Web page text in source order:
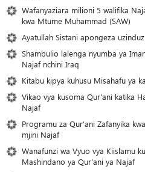
Wafanyaziara milioni 5 walifika
kwa Mtume Muhammad (SAW)
Ayatullah Sistani apongeza
Shambulio lalenga nyumba ya
Najaf nchini Iraq
Kitabu kipya kuhusu Misahafu ya
Vikao vya kusoma Qur'ani katika
Najaf
Programu za Qur’ani Zafanyika
mjini Najaf
Wanafunzi wa Vyuo vya Kiislamu
Mashindano ya Qur'ani ya Najaf